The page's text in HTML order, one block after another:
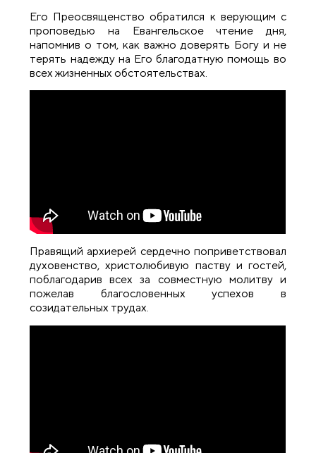
Его Преосвященство обратился к верующим с
проповедью на Евангельское чтение дня,
напомнив о том, как важно доверять Богу и не
терять надежду на Его благодатную помощь во
всех жизненных обстоятельствах.
Правящий архиерей сердечно поприветствовал
духовенство, христолюбивую паству и гостей,
поблагодарив всех за совместную молитву и
пожелав благословенных успехов в
созидательных трудах.